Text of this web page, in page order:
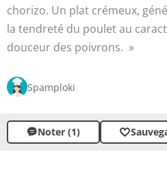
chorizo. Un plat crémeux,
la tendreté du poulet au
douceur des poivrons.
Spamploki
Noter (1)